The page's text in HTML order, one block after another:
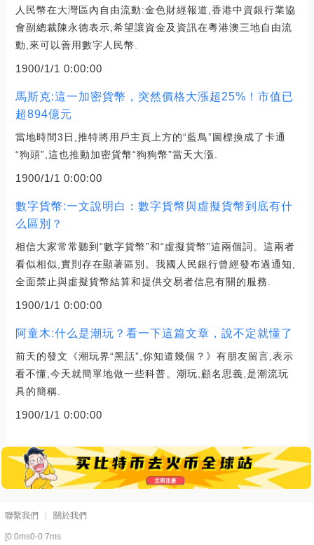
人民幣在大灣區內自由流動:金色財經報道,香港中資銀行業協
會副總裁陳永德表示,希望讓資金及資訊在粵港澳三地自由流
動,來可以善用數字人民幣.
1900/1/1 0:00:00
馬斯克:這一加密貨幣，突然價格大漲超25%！市值已
超894億元
當地時間3日,推特將用戶主頁上方的“藍鳥”圖標換成了卡通
“狗頭”,這也推動加密貨幣“狗狗幣”當天大漲.
1900/1/1 0:00:00
數字貨幣:一文說明白：數字貨幣與虛擬貨幣到底有什
么區別？
相信大家常常聽到“數字貨幣”和“虛擬貨幣”這兩個詞。這兩者
看似相似,實則存在顯著區別。我國人民銀行曾經發布過通知,
全面禁止與虛擬貨幣結算和提供交易者信息有關的服務.
1900/1/1 0:00:00
阿童木:什么是潮玩？看一下這篇文章，說不定就懂了
前天的發文《潮玩界“黑話”,你知道幾個？》有朋友留言,表示
看不懂,今天就簡單地做一些科普。潮玩,顧名思義,是潮流玩
具的簡稱.
1900/1/1 0:00:00
聯繫我們 關於我們
[0:0ms0-0:7ms